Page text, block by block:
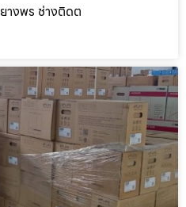
างพร ช่างติดต